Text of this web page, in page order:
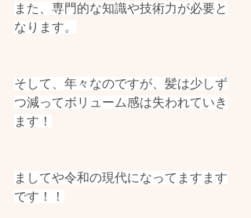
また、専門的な知識や技術力が必要と
なります。
そして、年々なのですが、髪は少しず
つ減ってボリューム感は失われていき
ます！
ましてや令和の現代になってますます
です！！